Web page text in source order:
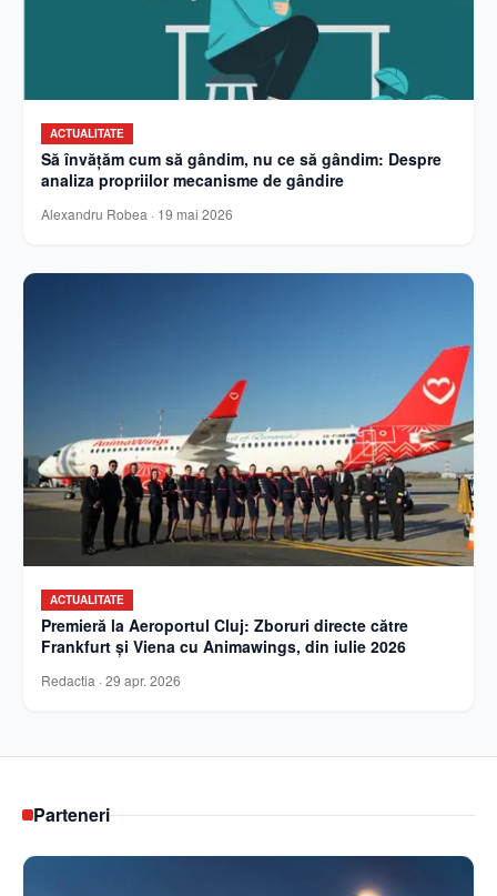
ACTUALITATE
Să învățăm cum să gândim, nu ce să gândim: Despre
analiza propriilor mecanisme de gândire
Alexandru Robea · 19 mai 2026
ACTUALITATE
Premieră la Aeroportul Cluj: Zboruri directe către
Frankfurt și Viena cu Animawings, din iulie 2026
Redactia · 29 apr. 2026
Parteneri